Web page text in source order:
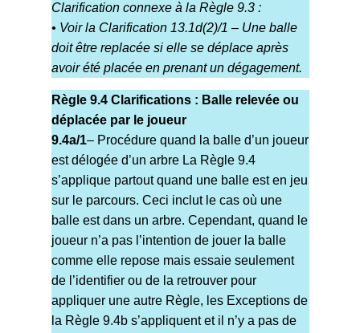
Clarification connexe à la Règle 9.3 :
• Voir la Clarification 13.1d(2)/1 – Une balle
doit être replacée si elle se déplace après
avoir été placée en prenant un dégagement.
Règle 9.4 Clarifications : Balle relevée ou
déplacée par le joueur
9.4a/1– Procédure quand la balle d’un joueur
est délogée d’un arbre La Règle 9.4
s’applique partout quand une balle est en jeu
sur le parcours. Ceci inclut le cas où une
balle est dans un arbre. Cependant, quand le
joueur n’a pas l’intention de jouer la balle
comme elle repose mais essaie seulement
de l’identifier ou de la retrouver pour
appliquer une autre Règle, les Exceptions de
la Règle 9.4b s’appliquent et il n’y a pas de